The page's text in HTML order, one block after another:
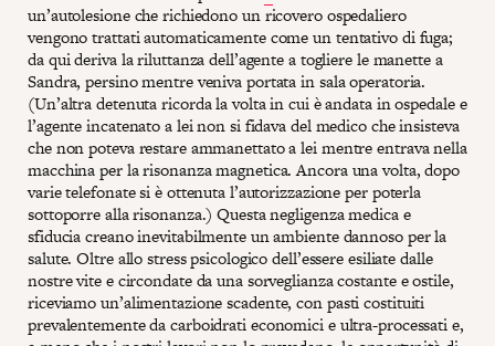
un’autolesione che richiedono un ricovero ospedaliero
vengono trattati automaticamente come un tentativo di fuga;
da qui deriva la riluttanza dell’agente a togliere le manette a
Sandra, persino mentre veniva portata in sala operatoria.
(Un’altra detenuta ricorda la volta in cui è andata in ospedale e
l’agente incatenato a lei non si fidava del medico che insisteva
che non poteva restare ammanettato a lei mentre entrava nella
macchina per la risonanza magnetica. Ancora una volta, dopo
varie telefonate si è ottenuta l’autorizzazione per poterla
sottoporre alla risonanza.) Questa negligenza medica e
sfiducia creano inevitabilmente un ambiente dannoso per la
salute. Oltre allo stress psicologico dell’essere esiliate dalle
nostre vite e circondate da una sorveglianza costante e ostile,
riceviamo un’alimentazione scadente, con pasti costituiti
prevalentemente da carboidrati economici e ultra-processati e,